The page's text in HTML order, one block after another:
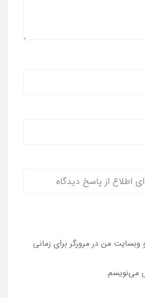
وبسایت من در مرورگر برای زمانی
می‌نویسم.